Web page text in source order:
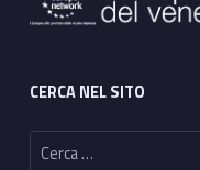
CERCA NEL SITO
Ricerca per: